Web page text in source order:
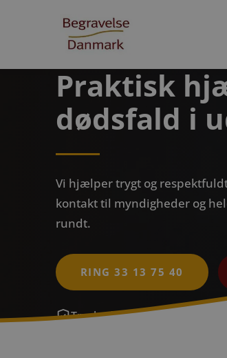
Praktisk
dødsfald i
Vi hjælper trygt og
kontakt til myndigheder og
rundt.
RING 33 13 75 40
Tryghed, erfaring og omsorg